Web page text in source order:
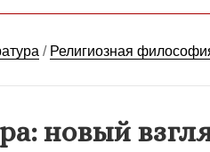
/ Религиозная
новый